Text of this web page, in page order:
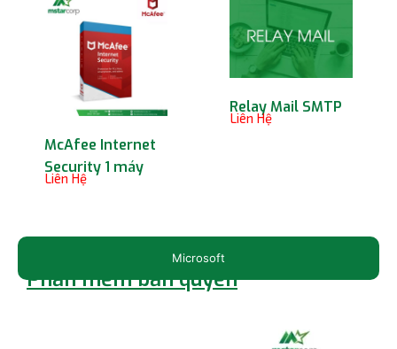
McAfee Internet
Security 1 máy
Liên Hệ
Relay Mail SMTP
Liên Hệ
Phần mềm bản quyền
Microsoft